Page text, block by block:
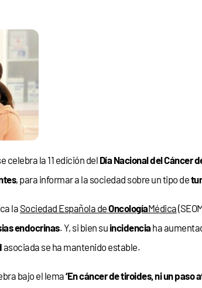
celebra la 11 edición del Día Nacional del Cáncer
, para informar a la sociedad sobre un tipo de
la Sociedad Española deOncologíaMédica
endocrinas. Y, si bien su incidencia ha
asociada se ha mantenido estable.
bajo el lema‘En cáncer de tiroides, ni un paso